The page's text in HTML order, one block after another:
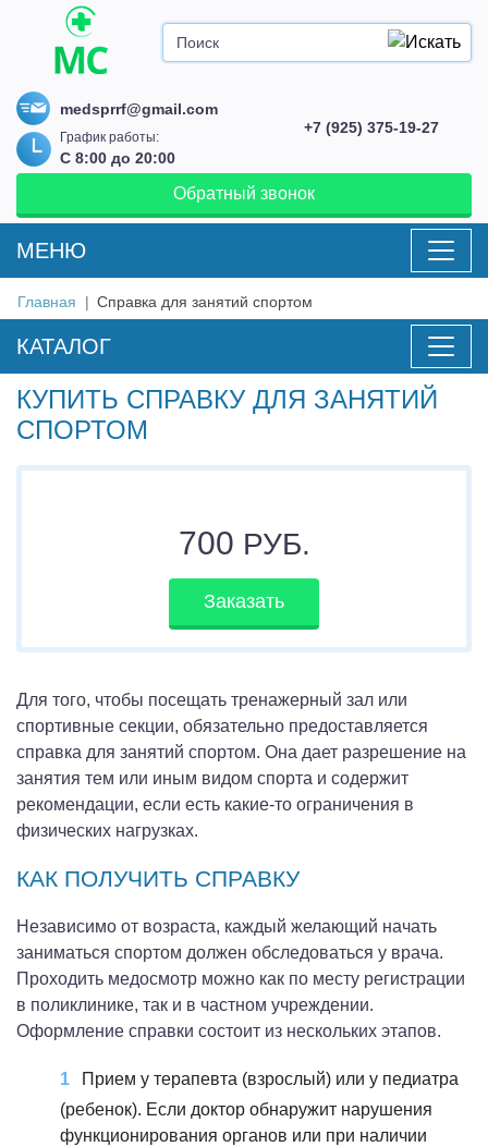
medsprrf@gmail.com
График работы:
С 8:00 до 20:00
+7 (925) 375-19-27
Обратный звонок
MEНЮ
Главная Справка для занятий спортом
КАТАЛОГ
КУПИТЬ СПРАВКУ ДЛЯ ЗАНЯТИЙ
СПОРТОМ
700 РУБ.
Заказать
Для того, чтобы посещать тренажерный зал или
спортивные секции, обязательно предоставляется
справка для занятий спортом. Она дает разрешение на
занятия тем или иным видом спорта и содержит
рекомендации, если есть какие-то ограничения в
физических нагрузках.
КАК ПОЛУЧИТЬ СПРАВКУ
Независимо от возраста, каждый желающий начать
заниматься спортом должен обследоваться у врача.
Проходить медосмотр можно как по месту регистрации
в поликлинике, так и в частном учреждении.
Оформление справки состоит из нескольких этапов.
Прием у терапевта (взрослый) или у педиатра
(ребенок). Если доктор обнаружит нарушения
функционирования органов или при наличии